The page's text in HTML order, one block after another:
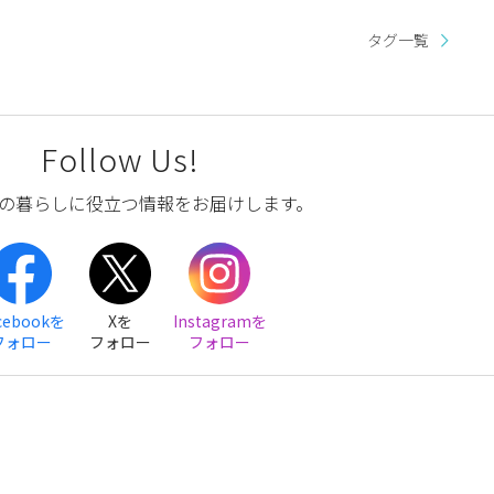
タグ一覧
Follow Us!
暮らしに役立つ情報をお届けします。
を
ォロー
Xを
フォロー
Instagramを
フォロー